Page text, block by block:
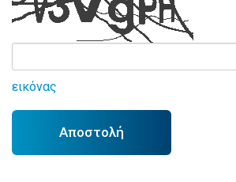
εικόνας
Αποστολή